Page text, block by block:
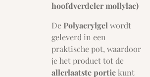
hoofdverdeler mollylac)
De Polyacrylgel wordt
geleverd in een
praktische pot, waardoor
je het product tot de
allerlaatste portiekunt